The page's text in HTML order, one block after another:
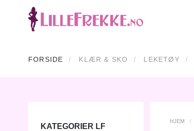
FORSIDE KLÆR & SKO LEKETØY
HJEM /
KATEGORIER LF